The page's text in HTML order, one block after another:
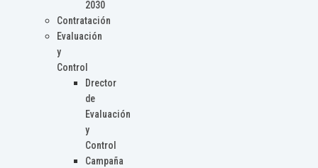
2030
Contratación
Evaluación
y
Control
Drector
de
Evaluación
y
Control
Campaña